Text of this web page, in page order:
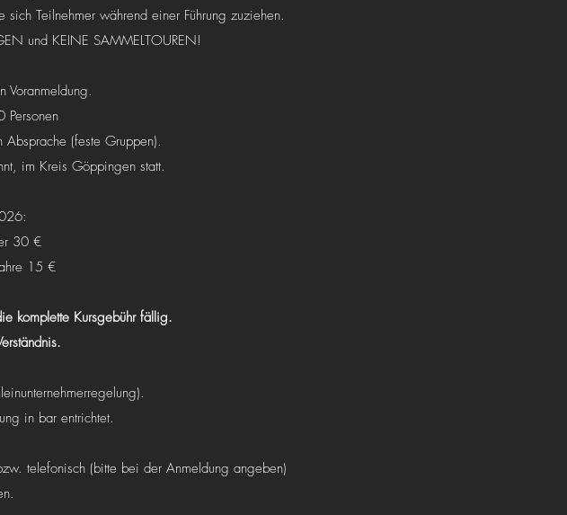
Teilnehmer während einer Führung zuziehen.
und KEINE SAMMELTOUREN!
Voranmeldung.
Personen
(feste Gruppen).
im Kreis Göppingen statt.
30 €
15 €
komplette Kursgebühr fällig.
in bar entrichtet.
telefonisch (bitte bei der Anmeldung angeben)